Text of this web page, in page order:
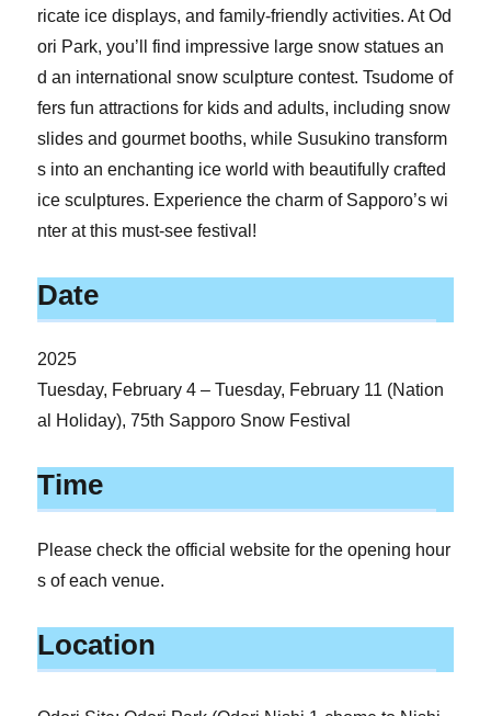
ricate ice displays, and family-friendly activities. At Od
ori Park, you’ll find impressive large snow statues an
d an international snow sculpture contest. Tsudome of
fers fun attractions for kids and adults, including snow
slides and gourmet booths, while Susukino transform
s into an enchanting ice world with beautifully crafted
ice sculptures. Experience the charm of Sapporo’s wi
nter at this must-see festival!
Date
2025
Tuesday, February 4 – Tuesday, February 11 (Nation
al Holiday), 75th Sapporo Snow Festival
Time
Please check the official website for the opening hour
s of each venue.
Location